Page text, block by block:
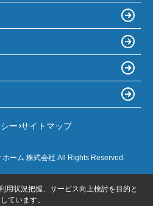
ー サイトマップ
ーム 株式会社 All Rights Reserved.
用状況把握、サービス向上検討を目的と
ています。